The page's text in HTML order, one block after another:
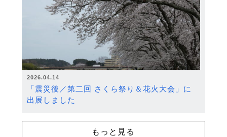
2026.04.14
「震災後／第二回 さくら祭り＆花火大会」に
出展しました
もっと見る